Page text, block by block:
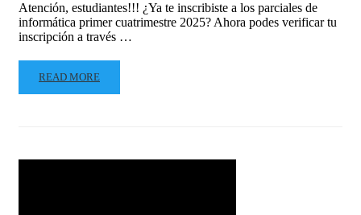
Atención, estudiantes!!! ¿Ya te inscribiste a los parciales de
informática primer cuatrimestre 2025? Ahora podes verificar tu
inscripción a través …
READ MORE